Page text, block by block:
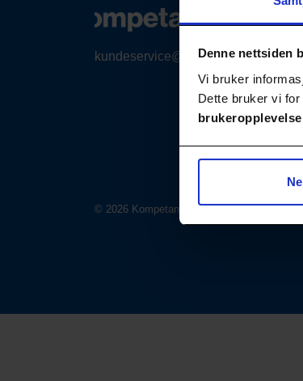
Denne nettsiden
Vi bruker
Dette bruker vi
brukeropplevelse
kundeservice@nemitek.no
© 2026 Kompetansebiblioteket